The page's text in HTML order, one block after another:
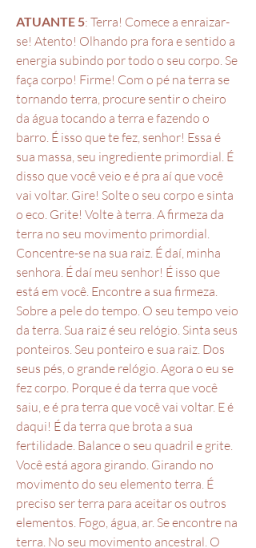
ATUANTE 5: Terra! Comece a enraizar-
se! Atento! Olhando pra fora e sentido a
energia subindo por todo o seu corpo. Se
faça corpo! Firme! Com o pé na terra se
tornando terra, procure sentir o cheiro
da água tocando a terra e fazendo o
barro. É isso que te fez, senhor! Essa é
sua massa, seu ingrediente primordial. É
disso que você veio e é pra aí que você
vai voltar. Gire! Solte o seu corpo e sinta
o eco. Grite! Volte à terra. A firmeza da
terra no seu movimento primordial.
Concentre-se na sua raiz. É daí, minha
senhora. É daí meu senhor! É isso que
está em você. Encontre a sua firmeza.
Sobre a pele do tempo. O seu tempo veio
da terra. Sua raiz é seu relógio. Sinta seus
ponteiros. Seu ponteiro e sua raiz. Dos
seus pés, o grande relógio. Agora o eu se
fez corpo. Porque é da terra que você
saiu, e é pra terra que você vai voltar. E é
daqui! É da terra que brota a sua
fertilidade. Balance o seu quadril e grite.
Você está agora girando. Girando no
movimento do seu elemento terra. É
preciso ser terra para aceitar os outros
elementos. Fogo, água, ar. Se encontre na
terra. No seu movimento ancestral. O